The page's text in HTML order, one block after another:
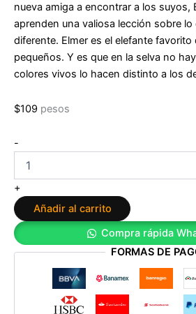
nueva amiga a encontrar a los suyos,
aprenden una valiosa lección sobre
diferente. Elmer es el elefante favorito
pequeños. Y es que en la selva no
colores vivos lo hacen distinto a los
$109 pesos
-
un
respiro!:
Mindfulness
de
Mario
Alonso
cantidad
+
Añadir al carrito
Compra rápida
FORMAS DE